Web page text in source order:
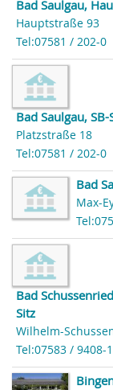
Bad Saulgau,
Hauptstraße 93
Tel:07581 / 202-0
Bad Saulgau,
Platzstraße 18
Tel:07581 / 202-0
Bad
Max-
Bad
Sitz
Wilhelm-
Tel:07583 / 9408-